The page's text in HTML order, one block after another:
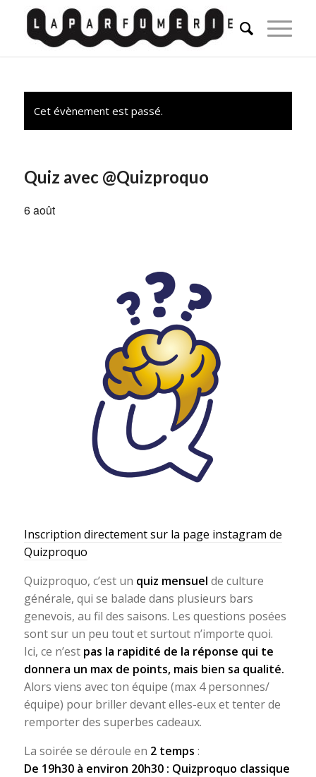
Cet évènement est passé.
Quiz avec @Quizproquo
6 août
Inscription directement sur la page instagram de
Quizproquo
Quizproquo, c’est un quiz mensuel de culture
générale, qui se balade dans plusieurs bars
genevois, au fil des saisons. Les questions posées
sont sur un peu tout et surtout n’importe quoi.
Ici, ce n’est pas la rapidité de la réponse qui te
donnera un max de points, mais bien sa qualité.
Alors viens avec ton équipe (max 4 personnes/
équipe) pour briller devant elles-eux et tenter de
remporter des superbes cadeaux.
La soirée se déroule en 2 temps :
De 19h30 à environ 20h30 : Quizproquo classique